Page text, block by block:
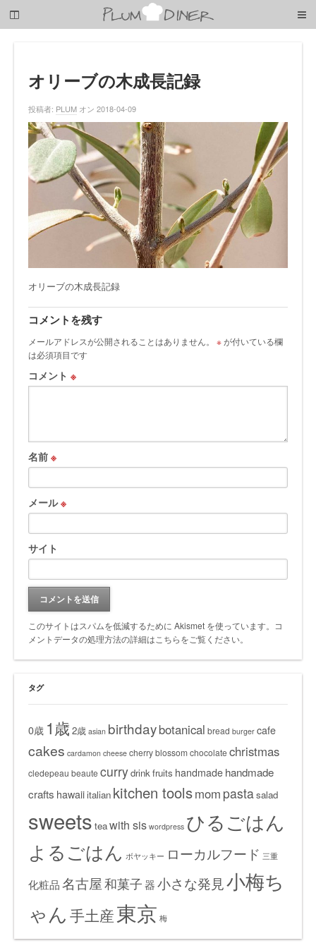
子
オリーブの木成長記録
投稿者: PLUM オン 2018-04-09
オリーブの木成長記録
コメントを残す
メールアドレスが公開されることはありません。 ※が付いている欄
は必須項目です
コメント ※
名前 ※
メール※
サイト
このサイトはスパムを低減するために Akismet を使っています。
コ
メントデータの処理方法の詳細はこちらをご覧ください。
タグ
0歳 1歳 2歳 asian birthdaybotanical bread burger cafe
cakes cardamon cheese cherry blossomchocolatechristmas
cledepeau beautecurrydrinkfruits handmade handmade
crafts hawaiiitalian kitchen toolsmom pastasalad
sweets teawith sis wordpress ひるごはん
よるごはん ボヤッキー ローカルフード 三重
化粧品名古屋和菓子器小さな発見小梅ち
ゃん 手土産東京 梅